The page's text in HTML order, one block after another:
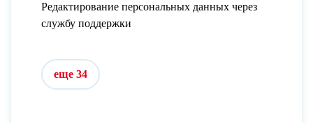
Редактирование персональных данных через
службу поддержки
еще 34